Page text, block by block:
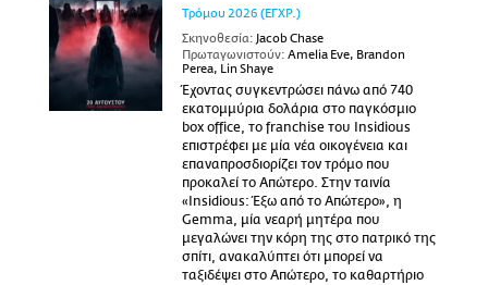
Τρόμου 2026 (ΕΓΧΡ.)
Σκηνοθεσία: Jacob Chase
Πρωταγωνιστούν: Amelia Eve, Brandon
Perea, Lin Shaye
Έχοντας συγκεντρώσει πάνω από 740
εκατομμύρια δολάρια στο παγκόσμιο
box office, το franchise του Insidious
επιστρέφει με μία νέα οικογένεια και
επαναπροσδιορίζει τον τρόμο που
προκαλεί το Απώτερο. Στην ταινία
«Insidious: Έξω από το Απώτερο», η
Gemma, μία νεαρή μητέρα που
μεγαλώνει την κόρη της στο πατρικό της
σπίτι, ανακαλύπτει ότι μπορεί να
ταξιδέψει στο Απώτερο, το καθαρτήριο